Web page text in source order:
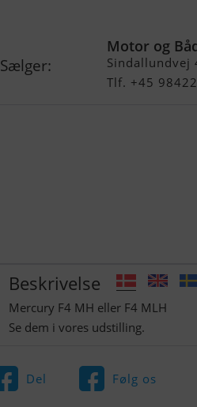
Sælger:
Motor og
Sindallundvej
Tlf. +45
Beskrivelse
Mercury F4 MH eller F4 MLH
Se dem i vores udstilling.
Del Følg os